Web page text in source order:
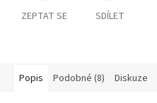
ZEPTAT SE SDÍLET
Popis Podobné (8) Diskuze